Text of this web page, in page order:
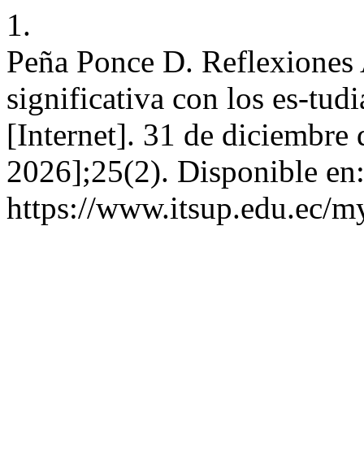
1.
Peña Ponce D.
significativa con los es-
[Internet]. 31 de diciembre
2026];25(2). Disponible en:
https://www.itsup.edu.ec/